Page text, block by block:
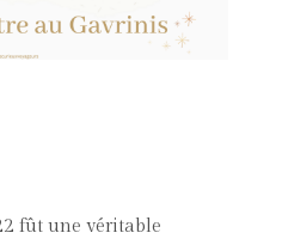
fût une véritable